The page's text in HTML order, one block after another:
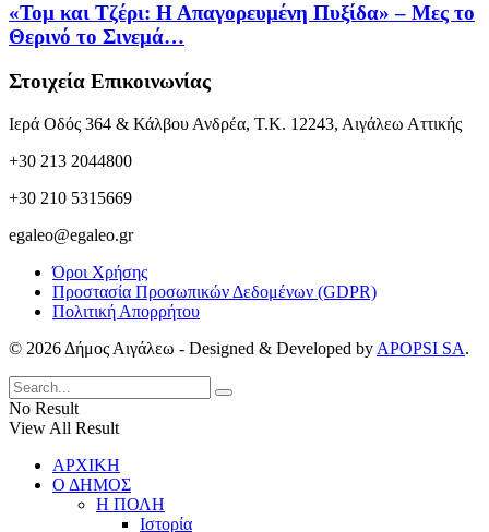
«Τομ και Τζέρι: Η Απαγορευμένη Πυξίδα» – Μες το
Θερινό το Σινεμά…
Στοιχεία Επικοινωνίας
Ιερά Οδός 364 & Κάλβου Ανδρέα, Τ.Κ. 12243, Αιγάλεω Αττικής
+30 213 2044800
+30 210 5315669
egaleo@egaleo.gr
Όροι Χρήσης
Προστασία Προσωπικών Δεδομένων (GDPR)
Πολιτική Απορρήτου
© 2026 Δήμος Αιγάλεω - Designed & Developed by APOPSI SA.
No Result
View All Result
ΑΡΧΙΚΗ
Ο ΔΗΜΟΣ
Η ΠΟΛΗ
Ιστορία